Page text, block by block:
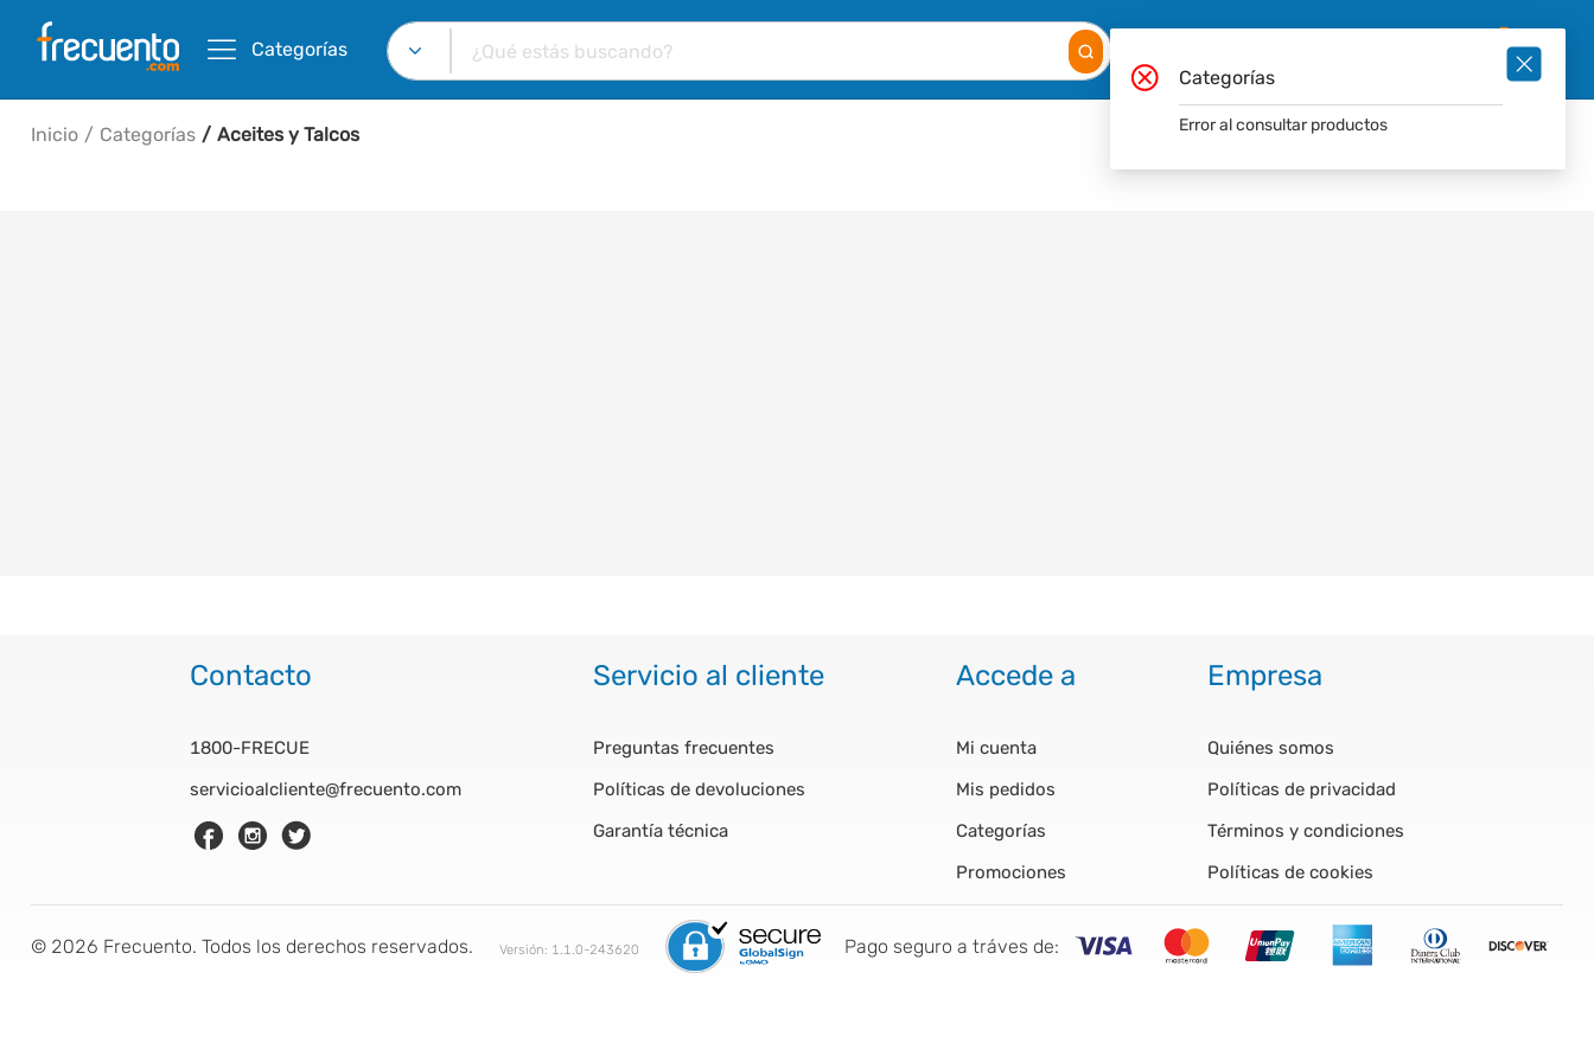
Categorías
Inicio Categorías Aceites y Talcos
Contacto
1800-FRECUE
servicioalcliente@frecuento.com
Servicio al cliente
Preguntas frecuentes
Políticas de devoluciones
Garantía técnica
Accede a
Mi cuenta
Mis pedidos
Categorías
Promociones
Empresa
Quiénes somos
Políticas de privacidad
Términos y condiciones
Políticas de cookies
© 2026 Frecuento. Todos los derechos reservados. Versión: 1.1.0-243620 Pago seguro a tráves de:
Categorías
Error al consultar productos